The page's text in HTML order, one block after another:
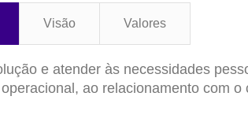
Visão Valores
e atender às necessidades
ao relacionamento com